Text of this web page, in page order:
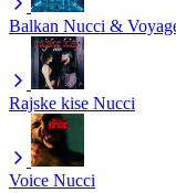
Balkan Nucci &
Rajske kise Nucci
Voice Nucci